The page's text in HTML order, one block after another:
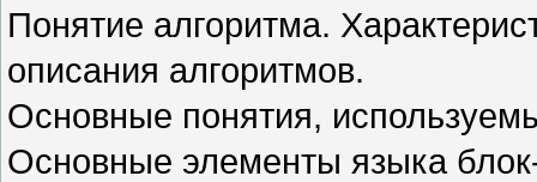
Понятие алгоритма.
описания алгоритмов.
Основные понятия,
Основные элементы языка